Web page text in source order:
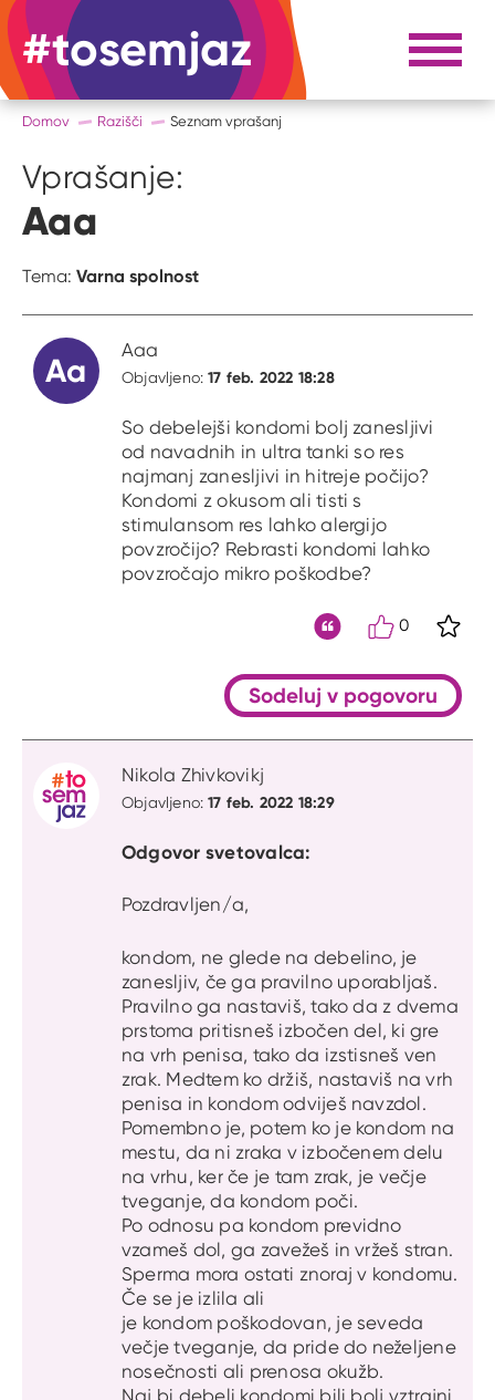
#tosemjaz #to sem jaz Razpri
Domov Razišči Seznam vprašanj
Vprašanje:
Aaa
Tema: Varna spolnost
Aa
Aaa
Objavljeno:17 feb. 2022 18:28
So debelejši kondomi bolj zanesljivi
od navadnih in ultra tanki so res
najmanj zanesljivi in hitreje počijo?
Kondomi z okusom ali tisti s
stimulansom res lahko alergijo
povzročijo? Rebrasti kondomi lahko
povzročajo mikro poškodbe?
0
Sodeluj v pogovoru
Nikola Zhivkovikj
Objavljeno:17 feb. 2022 18:29
Odgovor svetovalca:
Pozdravljen/a,
kondom, ne glede na debelino, je
zanesljiv, če ga pravilno uporabljaš.
Pravilno ga nastaviš, tako da z dvema
prstoma pritisneš izbočen del, ki gre
na vrh penisa, tako da izstisneš ven
zrak. Medtem ko držiš, nastaviš na vrh
penisa in kondom odviješ navzdol.
Pomembno je, potem ko je kondom na
mestu, da ni zraka v izbočenem delu
na vrhu, ker če je tam zrak, je večje
tveganje, da kondom poči.
Po odnosu pa kondom previdno
vzameš dol, ga zavežeš in vržeš stran.
Sperma mora ostati znoraj v kondomu.
Če se je izlila ali
je kondom poškodovan, je seveda
večje tveganje, da pride do neželjene
nosečnosti ali prenosa okužb.
Naj bi debeli kondomi bili bolj vztrajni